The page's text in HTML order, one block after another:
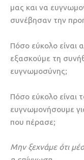
μας και να
συνέβησαν την
Πόσο εύκολο είναι
εξασκούμε τη
ευγνωμοσύνης;
Πόσο εύκολο είναι
ευγνωμονήσουμε
που πέρασε;
Μην ξεχνάμε ότι